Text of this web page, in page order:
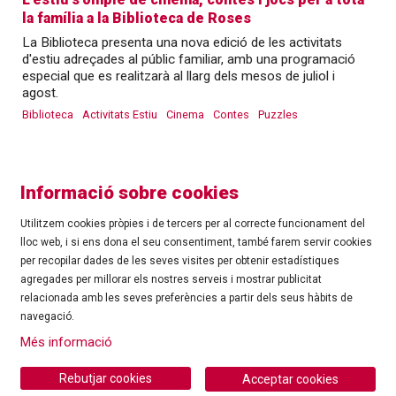
la família a la Biblioteca de Roses
La Biblioteca presenta una nova edició de les activitats
d'estiu adreçades al públic familiar, amb una programació
especial que es realitzarà al llarg dels mesos de juliol i
agost.
Biblioteca Activitats Estiu Cinema Contes Puzzles
©Ajuntament de Roses| C/ Tarragona, 81 | 17480 ROSES
Tel.: 972 25 24 00 |cultura@roses.cat
Sitemap | Ús de Cookies
Informació sobre cookies
Utilitzem cookies pròpies i de tercers per al correcte funcionament del
lloc web, i si ens dona el seu consentiment, també farem servir cookies
per recopilar dades de les seves visites per obtenir estadístiques
agregades per millorar els nostres serveis i mostrar publicitat
relacionada amb les seves preferències a partir dels seus hàbits de
navegació.
Més informació
Acceptar cookies
Rebutjar cookies